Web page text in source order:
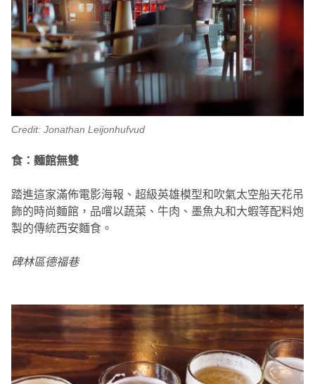
Credit: Jonathan Leijonhufvud
食：麵館無雙
踏進這家滿佈電影海報、超級英雄模型和吹氣太空船天花吊
飾的時尚麵館，品嚐以蔬菜、牛肉、墨魚丸和大蝦等配料炮
製的傳統西安麵食。
碑林區德福巷